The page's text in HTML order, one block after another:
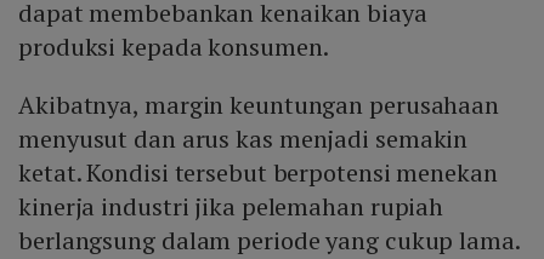
dapat membebankan kenaikan biaya
produksi kepada konsumen.
Akibatnya, margin keuntungan perusahaan
menyusut dan arus kas menjadi semakin
ketat. Kondisi tersebut berpotensi menekan
kinerja industri jika pelemahan rupiah
berlangsung dalam periode yang cukup lama.